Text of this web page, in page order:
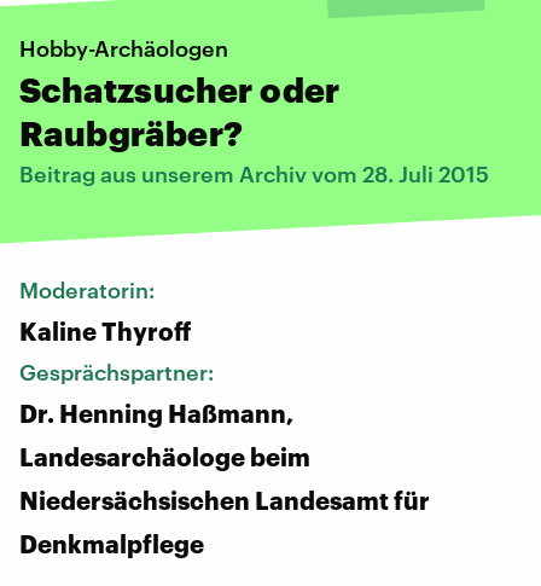
Hobby-Archäologen
Schatzsucher oder
Raubgräber?
Beitrag aus unserem Archiv vom 28. Juli 2015
Moderatorin:
Kaline Thyroff
Gesprächspartner:
Dr. Henning Haßmann,
Landesarchäologe beim
Niedersächsischen Landesamt für
Denkmalpflege